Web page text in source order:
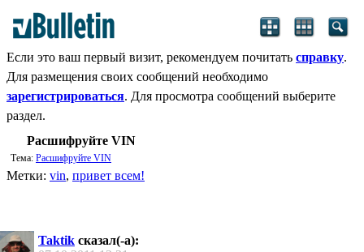
Если это ваш первый визит, рекомендуем почитать справку.
Для размещения своих сообщений необходимо
зарегистрироваться. Для просмотра сообщений выберите
раздел.
Расшифруйте VIN
Тема: Расшифруйте VIN
Метки: vin, привет всем!
Taktik сказал(-а):